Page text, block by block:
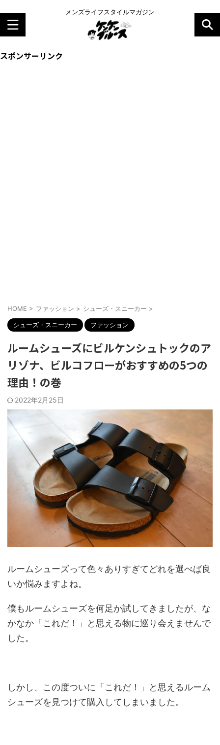
メンズライフスタイルマガジン
スポンサーリンク
HOME > ファッション > シューズ・スニーカー >
シューズ・スニーカー ファッション
ルームシューズにビルケンシュトックのア
リゾナ、ビルコフローがおすすめの5つの
理由！の巻
2022年2月25日
ルームシューズって色々ありすぎてどれを選べば良
いか悩みますよね。
僕もルームシューズを何足か試してきましたが、な
かなか「これだ！」と思える物に巡り会えませんで
した。
しかし、この度ついに「これだ！」と思えるルーム
シューズを見つけて購入してしまいました。